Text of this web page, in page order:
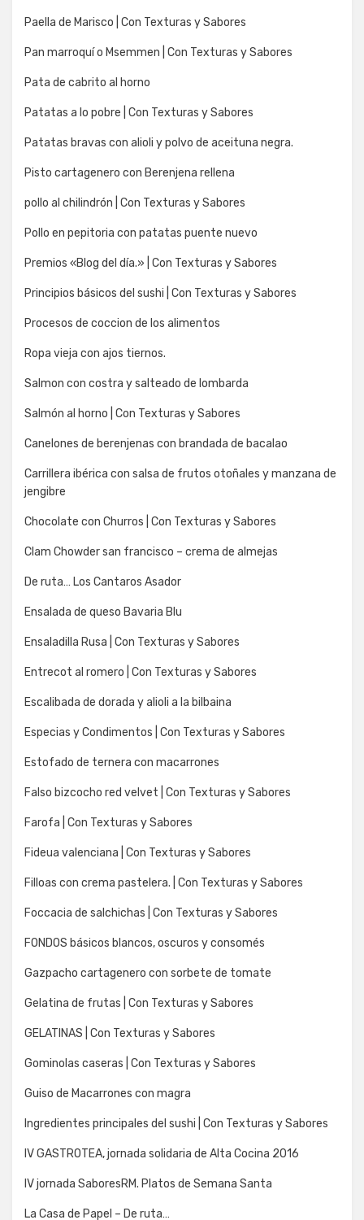
Paella de Marisco | Con Texturas y Sabores
Pan marroquí o Msemmen | Con Texturas y Sabores
Pata de cabrito al horno
Patatas a lo pobre | Con Texturas y Sabores
Patatas bravas con alioli y polvo de aceituna negra.
Pisto cartagenero con Berenjena rellena
pollo al chilindrón | Con Texturas y Sabores
Pollo en pepitoria con patatas puente nuevo
Premios «Blog del día.» | Con Texturas y Sabores
Principios básicos del sushi | Con Texturas y Sabores
Procesos de coccion de los alimentos
Ropa vieja con ajos tiernos.
Salmon con costra y salteado de lombarda
Salmón al horno | Con Texturas y Sabores
Canelones de berenjenas con brandada de bacalao
Carrillera ibérica con salsa de frutos otoñales y manzana de
jengibre
Chocolate con Churros | Con Texturas y Sabores
Clam Chowder san francisco – crema de almejas
De ruta… Los Cantaros Asador
Ensalada de queso Bavaria Blu
Ensaladilla Rusa | Con Texturas y Sabores
Entrecot al romero | Con Texturas y Sabores
Escalibada de dorada y alioli a la bilbaina
Especias y Condimentos | Con Texturas y Sabores
Estofado de ternera con macarrones
Falso bizcocho red velvet | Con Texturas y Sabores
Farofa | Con Texturas y Sabores
Fideua valenciana | Con Texturas y Sabores
Filloas con crema pastelera. | Con Texturas y Sabores
Foccacia de salchichas | Con Texturas y Sabores
FONDOS básicos blancos, oscuros y consomés
Gazpacho cartagenero con sorbete de tomate
Gelatina de frutas | Con Texturas y Sabores
GELATINAS | Con Texturas y Sabores
Gominolas caseras | Con Texturas y Sabores
Guiso de Macarrones con magra
Ingredientes principales del sushi | Con Texturas y Sabores
IV GASTROTEA, jornada solidaria de Alta Cocina 2016
IV jornada SaboresRM. Platos de Semana Santa
La Casa de Papel – De ruta…